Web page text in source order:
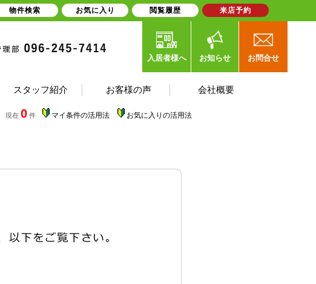
入居者様へ お知らせ お問合せ
スタッフ紹介 お客様の声 会社概要
現在 0 件 マイ条件の活用法 お気に入りの活用法
物件検索 お気に入り 閲覧履歴 来店予約